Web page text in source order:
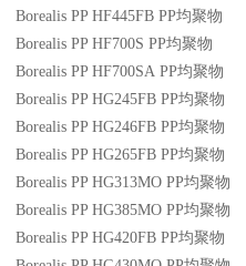
Borealis PP HF445FB PP均聚物
Borealis PP HF700S PP均聚物
Borealis PP HF700SA PP均聚物
Borealis PP HG245FB PP均聚物
Borealis PP HG246FB PP均聚物
Borealis PP HG265FB PP均聚物
Borealis PP HG313MO PP均聚物
Borealis PP HG385MO PP均聚物
Borealis PP HG420FB PP均聚物